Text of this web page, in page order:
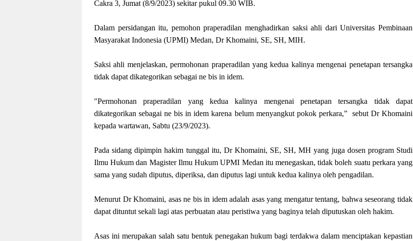
Cakra 3, Jumat (8/9/2023) sekitar pukul 09.30 WIB.
Dalam persidangan itu, pemohon praperadilan menghadirkan saksi ahli dari Universitas Pembinaan
Masyarakat Indonesia (UPMI) Medan, Dr Khomaini, SE, SH, MIH.
Saksi ahli menjelaskan, permohonan praperadilan yang kedua kalinya mengenai penetapan tersangka
tidak dapat dikategorikan sebagai ne bis in idem.
"Permohonan praperadilan yang kedua kalinya mengenai penetapan tersangka tidak dapat
dikategorikan sebagai ne bis in idem karena belum menyangkut pokok perkara,” sebut Dr Khomaini
kepada wartawan, Sabtu (23/9/2023).
Pada sidang dipimpin hakim tunggal itu, Dr Khomaini, SE, SH, MH yang juga dosen program Studi
Ilmu Hukum dan Magister Ilmu Hukum UPMI Medan itu menegaskan, tidak boleh suatu perkara yang
sama yang sudah diputus, diperiksa, dan diputus lagi untuk kedua kalinya oleh pengadilan.
Menurut Dr Khomaini, asas ne bis in idem adalah asas yang mengatur tentang, bahwa seseorang tidak
dapat dituntut sekali lagi atas perbuatan atau peristiwa yang baginya telah diputuskan oleh hakim.
Asas ini merupakan salah satu bentuk penegakan hukum bagi terdakwa dalam menciptakan kepastian